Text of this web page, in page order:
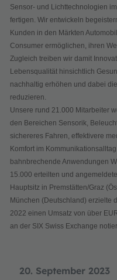
20. September 2023
Sensor- und Lichttechnologien
fertigen. Wir entwickeln
Kunden in den Märkten
Consumer ermöglichen, ihren
Zugleich treiben wir damit
Lebensqualität hinsichtlich
nachhaltig erhöhen und dabei
reduzieren.
Unsere rund 21.000 Mitarbeiter
den Bereichen Sensorik,
sichereres Fahren, effektivere
Komfort im
bahnbrechende Anwendungen
15.000 erteilten und
Hauptsitz in Premstätten/Graz
München (Deutschland) erzielte
2022 einen Umsatz von über
an der SIX Swiss Exchange